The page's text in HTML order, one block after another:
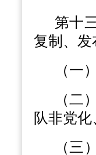
第十
复制、发
（一
（二
队非党
（三